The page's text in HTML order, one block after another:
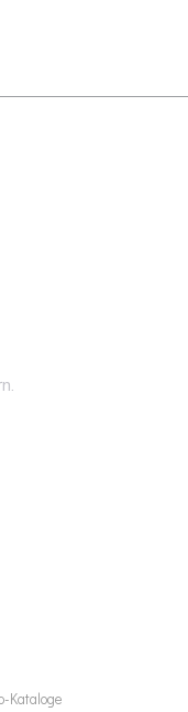
Kataloge